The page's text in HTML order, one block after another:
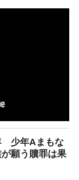
少年Aまもな
願う贖罪は果